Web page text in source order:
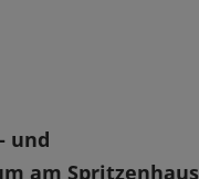
und
am Spritzenhaus